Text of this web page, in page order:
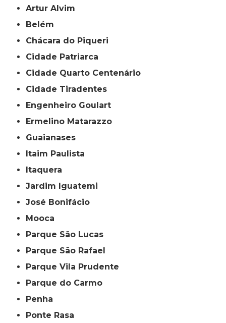
Artur Alvim
Belém
Chácara do Piqueri
Cidade Patriarca
Cidade Quarto Centenário
Cidade Tiradentes
Engenheiro Goulart
Ermelino Matarazzo
Guaianases
Itaim Paulista
Itaquera
Jardim Iguatemi
José Bonifácio
Mooca
Parque São Lucas
Parque São Rafael
Parque Vila Prudente
Parque do Carmo
Penha
Ponte Rasa